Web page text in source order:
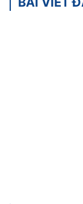
giữ nhiệt độ
và môi trường
Công nghệ